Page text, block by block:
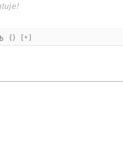
{} [+]